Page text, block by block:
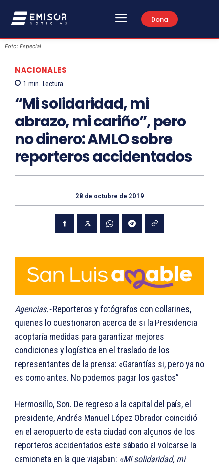
Dona
Foto: Especial
NACIONALES
1 min. Lectura
“Mi solidaridad, mi
abrazo, mi cariño”, pero
no dinero: AMLO sobre
reporteros accidentados
28 de octubre de 2019
Agencias.-Reporteros y fotógrafos con collarines,
quienes lo cuestionaron acerca de si la Presidencia
adoptaría medidas para garantizar mejores
condiciones y logística en el traslado de los
representantes de la prensa: «Garantías si, pero ya no
es como antes. No podemos pagar los gastos”
Hermosillo, Son. De regreso a la capital del país, el
presidente, Andrés Manuel López Obrador coincidió
en el aeropuerto de esta ciudad con algunos de los
reporteros accidentados este sábado al volcarse la
camioneta en la que viajaban: «Mi solidaridad, mi